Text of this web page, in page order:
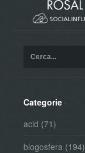
Categorie
acid (71)
blogosfera (194)